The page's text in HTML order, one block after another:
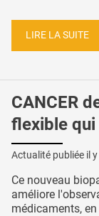
LIRE LA SUITE
CANCER
flexible
Actualité publiée il y
Ce nouveau
améliore
médicaments,